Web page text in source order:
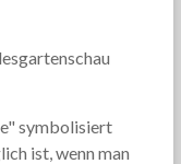
symbolisiert
ist, wenn man